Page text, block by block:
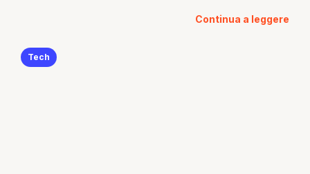
Continua a leggere
Tech